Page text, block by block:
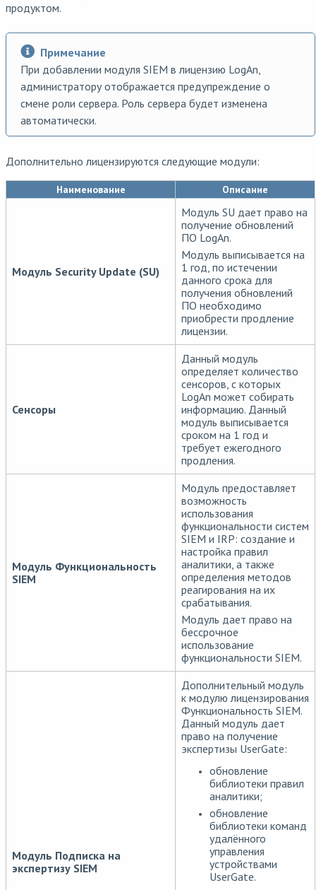
продуктом.
Примечание
При добавлении модуля SIEM в лицензию LogAn,
администратору отображается предупреждение о
смене роли сервера. Роль сервера будет изменена
автоматически.
Дополнительно лицензируются следующие модули:
Наименование Описание
Модуль Security Update (SU)
Модуль SU дает право на
получение обновлений
ПО LogAn.
Модуль выписывается на
1 год, по истечении
данного срока для
получения обновлений
ПО необходимо
приобрести продление
лицензии.
Сенсоры
Данный модуль
определяет количество
сенсоров, с которых
LogAn может собирать
информацию. Данный
модуль выписывается
сроком на 1 год и
требует ежегодного
продления.
Модуль Функциональность
SIEM
Модуль предоставляет
возможность
использования
функциональности систем
SIEM и IRP: создание и
настройка правил
аналитики, а также
определения методов
реагирования на их
срабатывания.
Модуль дает право на
бессрочное
использование
функциональности SIEM.
Модуль Подписка на
экспертизу SIEM
Дополнительный модуль
к модулю лицензирования
Функциональность SIEM.
Данный модуль дает
право на получение
экспертизы UserGate:
обновление
библиотеки правил
аналитики;
обновление
библиотеки команд
удалённого
управления
устройствами
UserGate.